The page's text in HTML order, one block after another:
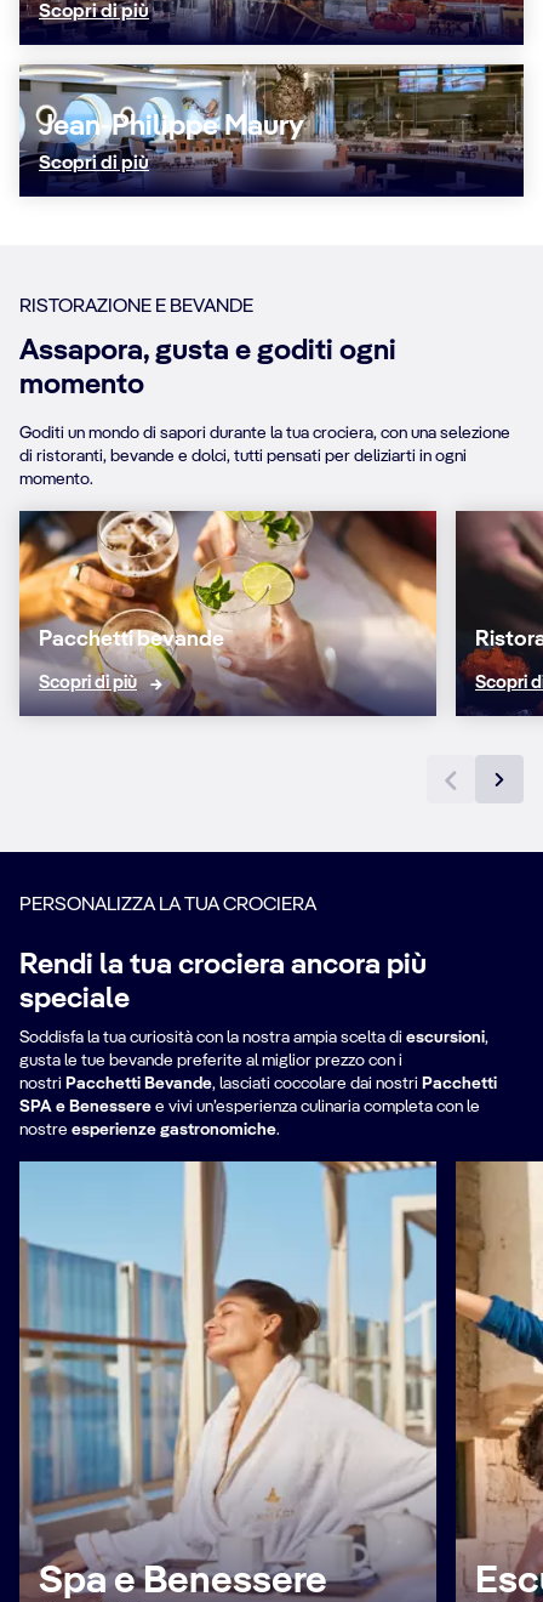
Scopri di più
Jean-Philippe Maury
Scopri di più
RISTORAZIONE E BEVANDE
Assapora, gusta e goditi ogni
momento
Goditi un mondo di sapori durante la tua crociera, con una selezione
di ristoranti, bevande e dolci, tutti pensati per deliziarti in ogni
momento.
Pacchetti bevande
Scopri di più Scopri
PERSONALIZZA LA TUA CROCIERA
Rendi la tua crociera ancora più
speciale
Soddisfa la tua curiosità con la nostra ampia scelta di escursioni,
gusta le tue bevande preferite al miglior prezzo con i
nostri Pacchetti Bevande, lasciati coccolare dai nostri Pacchetti
SPA e Benessere e vivi un’esperienza culinaria completa con le
nostre esperienze gastronomiche.
Spa e Benessere